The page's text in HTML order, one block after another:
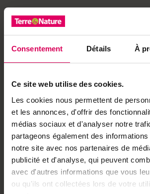
Consentement Détails À
Ce site web utilise des cookies.
Les cookies nous permettent de
et les annonces, d'offrir des
médias sociaux et d'analyser notre
partageons également des
notre site avec nos partenaires de
publicité et d'analyse, qui peuvent
avec d'autres informations que vous
ou qu'ils ont collectées lors de votre
Achetez local sur
Ça pourrait vous intéresser
dans sa
droite